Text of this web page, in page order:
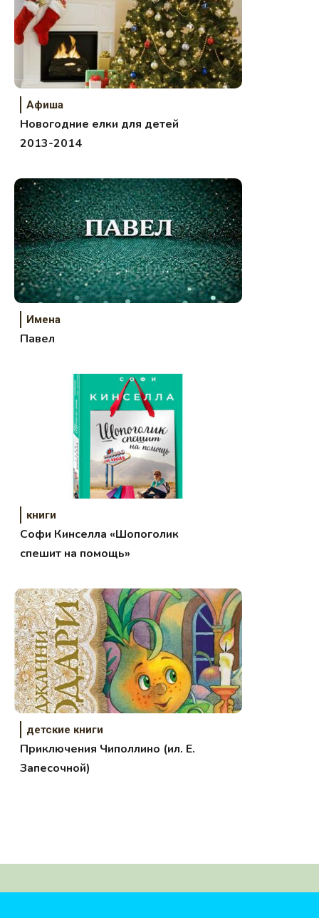
Афиша
Новогодние елки для детей
2013-2014
Имена
Павел
книги
Софи Кинселла «Шопоголик
спешит на помощь»
детские книги
Приключения Чиполлино (ил. Е.
Запесочной)